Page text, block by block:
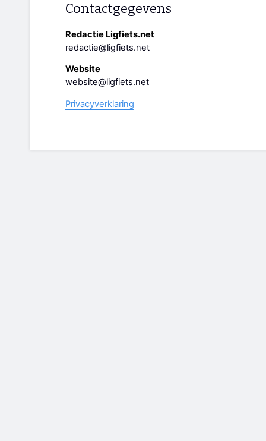
Contactgegevens
Redactie Ligfiets.net
redactie@ligfiets.net
Website
website@ligfiets.net
Privacyverklaring